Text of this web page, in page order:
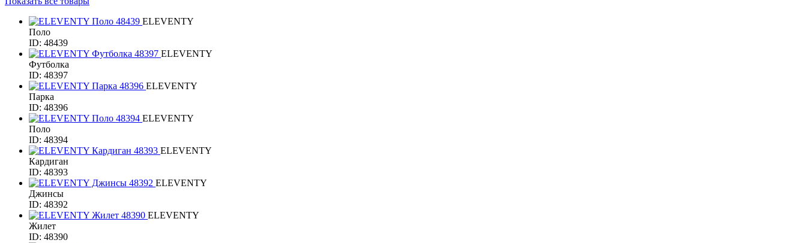
ELEVENTY
Поло
ID: 48439
ELEVENTY
Футболка
ID: 48397
ELEVENTY
Парка
ID: 48396
ELEVENTY
Поло
ID: 48394
ELEVENTY
Кардиган
ID: 48393
ELEVENTY
Джинсы
ID: 48392
ELEVENTY
Жилет
ID: 48390